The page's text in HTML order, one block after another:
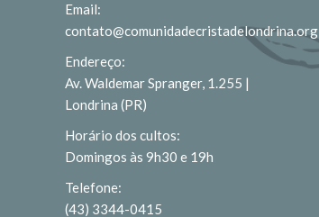
Email:
contato@comunidadecristadelondrina.org
Endereço:
Av. Waldemar Spranger, 1.255 |
Londrina (PR)
Horário dos cultos:
Domingos às 9h30 e 19h
Telefone:
(43) 3344-0415